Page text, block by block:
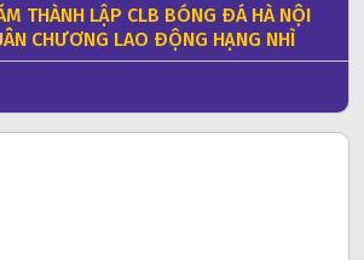
THÀNH LẬP CLB BÓNG ĐÁ HÀ NỘI
CHƯƠNG LAO ĐỘNG HẠNG NHÌ